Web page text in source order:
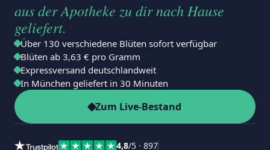
aus der Apotheke zu dir nach Hause
geliefert.
Über 130 verschiedene Blüten sofort verfügbar
Blüten ab 3,63 € pro Gramm
Expressversand deutschlandweit
In München geliefert in 30 Minuten
Zum Live-Bestand
4,8/5 · 897